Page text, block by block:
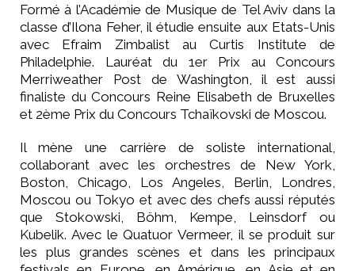
Formé à l’Académie de Musique de Tel Aviv dans la
classe d’Ilona Feher, il étudie ensuite aux Etats-Unis
avec Efraim Zimbalist au Curtis Institute de
Philadelphie. Lauréat du 1er Prix au Concours
Merriweather Post de Washington, il est aussi
finaliste du Concours Reine Elisabeth de Bruxelles
et 2ème Prix du Concours Tchaïkovski de Moscou.
Il mène une carrière de soliste international,
collaborant avec les orchestres de New York,
Boston, Chicago, Los Angeles, Berlin, Londres,
Moscou ou Tokyo et avec des chefs aussi réputés
que Stokowski, Böhm, Kempe, Leinsdorf ou
Kubelik. Avec le Quatuor Vermeer, il se produit sur
les plus grandes scènes et dans les principaux